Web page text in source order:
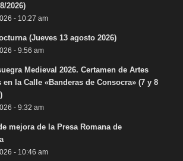
2026)
- 10:27 am
(Jueves 13 agosto 2026)
- 9:56 am
Medieval 2026. Certamen de Artes
en la Calle «Banderas de Consocra» (7 y 8
- 9:32 am
mejora de la Presa Romana de
- 10:46 am